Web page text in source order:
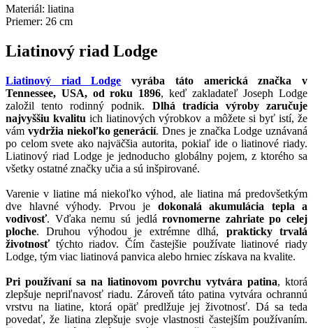
Materiál: liatina
Priemer: 26 cm
Liatinový riad Lodge
Liatinový riad Lodge vyrába táto americká značka v
Tennessee, USA, od roku 1896, keď zakladateľ Joseph Lodge
založil tento rodinný podnik. Dlhá tradícia výroby zaručuje
najvyššiu kvalitu ich liatinových výrobkov a môžete si byť istí, že
vám vydržia niekoľko generácií. Dnes je značka Lodge uznávaná
po celom svete ako najväčšia autorita, pokiaľ ide o liatinové riady.
Liatinový riad Lodge je jednoducho globálny pojem, z ktorého sa
všetky ostatné značky učia a sú inšpirované.
Varenie v liatine má niekoľko výhod, ale liatina má predovšetkým
dve hlavné výhody. Prvou je dokonalá akumulácia tepla a
vodivosť. Vďaka nemu sú jedlárovnomerne zahriate po celej
ploche. Druhou výhodou je extrémne dlhá, prakticky trvalá
životnosťtýchto riadov. Čím častejšie používate liatinové riady
Lodge, tým viac liatinová panvica alebo hrniec získava na kvalite.
Pri používaní sa na liatinovom povrchu vytvára patina, ktorá
zlepšuje nepriľnavosť riadu. Zároveň táto patina vytvára ochrannú
vrstvu na liatine, ktorá opäť predlžuje jej životnosť. Dá sa teda
povedať, že liatina zlepšuje svoje vlastnosti častejším používaním.